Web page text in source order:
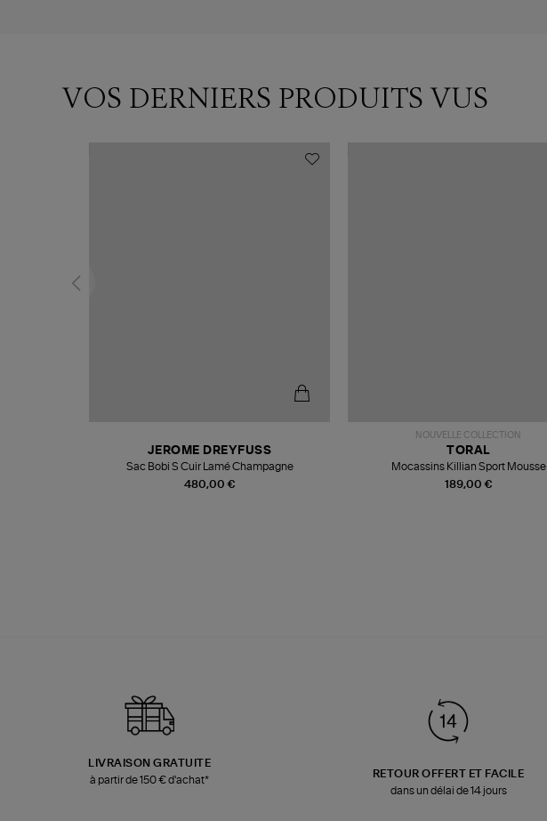
VOS DERNIERS PRODUITS VUS
480,00 €
JEROME DREYFUSS
Sac Bobi S Cuir Lamé Champagne
NOUVELLE COLLECTION
189,00 €
TORAL
Mocassins Killian Sport Mousse
LIVRAISON GRATUITE
à partir de 150 € d'achat*
RETOUR OFFERT ET FACILE
dans un délai de 14 jours